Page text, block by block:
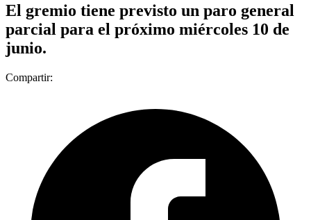
El gremio tiene previsto un paro general
parcial para el próximo miércoles 10 de
junio.
Compartir: